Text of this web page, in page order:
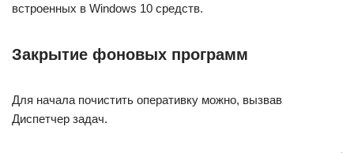
встроенных в Windows 10 средств.
Закрытие фоновых программ
Для начала почистить оперативку можно, вызвав
Диспетчер задач.